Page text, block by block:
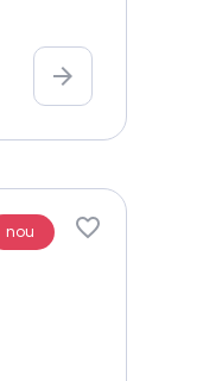
arrow_forward
nou